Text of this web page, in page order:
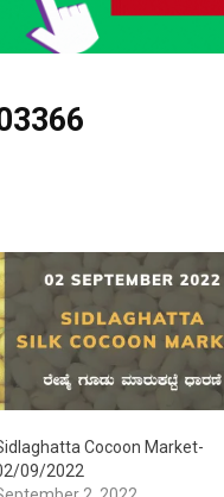
Cocoon Market-
09/2022